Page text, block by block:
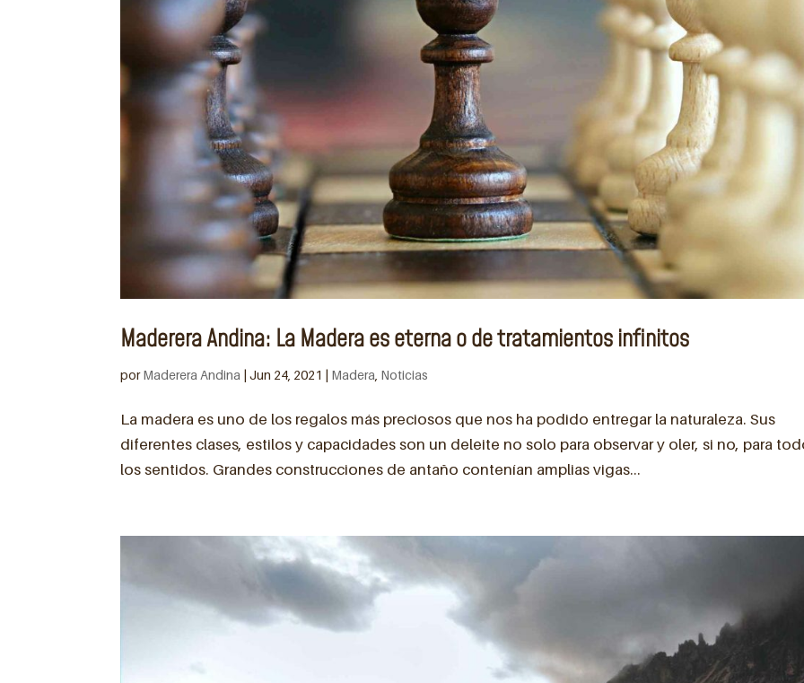
Maderera Andina: La Madera es eterna o de tratamientos infinitos
porMaderera Andina |Jun 24, 2021 | Madera Noticias
La madera es uno de los regalos más preciosos que nos ha podido entregar la naturaleza. Sus
diferentes clases, estilos y capacidades son un deleite no solo para observar y oler, si no, para
los sentidos. Grandes construcciones de antaño contenían amplias vigas...